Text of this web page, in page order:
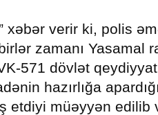
xəbər verir ki, polis
zamanı Yasamal
571 dövlət
hazırlığa
etdiyi müəyyən edilib